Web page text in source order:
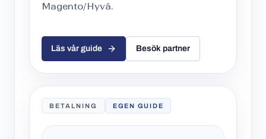
Magento/Hyvä.
Läs vår guide Besök partner
BETALNING EGEN GUIDE